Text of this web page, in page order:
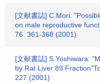
[文献書誌] C.Mori:
on male reproductive
76. 361-368 (2001)
[文献書誌] S.Yoshiwara:
by Rat Liver 89
227 (2001)